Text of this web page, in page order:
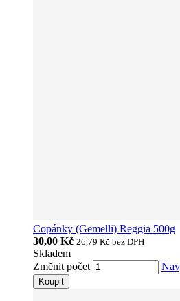
Copánky (Gemelli) Reggia 500g
30,00 Kč 26,79 Kč bez DPH
Skladem
Změnit počet
Koupit